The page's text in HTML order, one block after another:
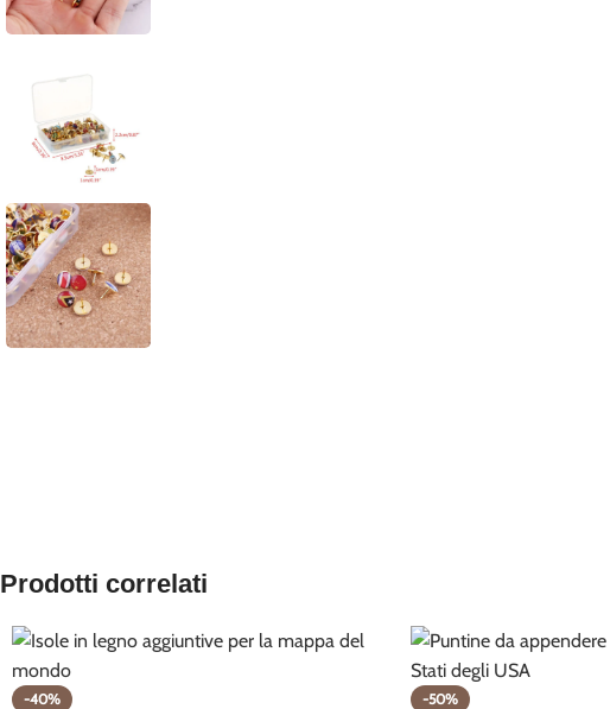
Prodotti correlati
-40% -50%